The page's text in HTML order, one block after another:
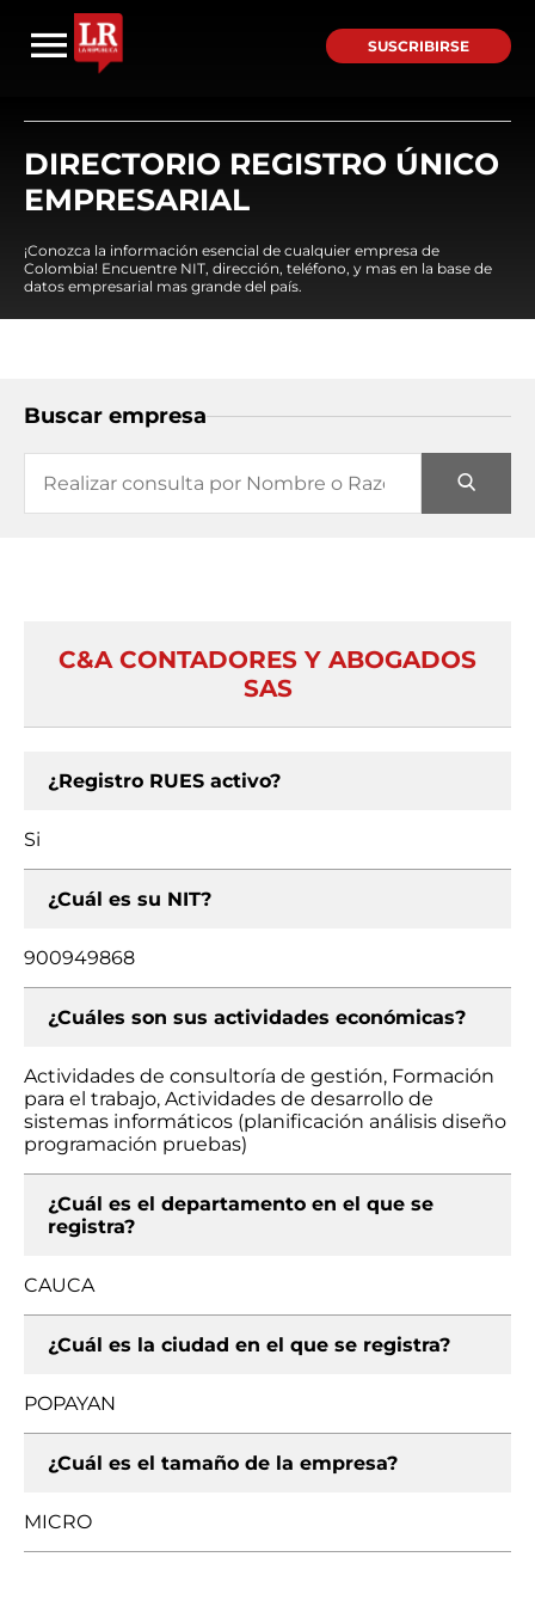
SUSCRIBIRSE
DIRECTORIO REGISTRO ÚNICO
EMPRESARIAL
¡Conozca la información esencial de cualquier empresa de
Colombia! Encuentre NIT, dirección, teléfono, y mas en la base de
datos empresarial mas grande del país.
Buscar empresa
C&A CONTADORES Y ABOGADOS
SAS
¿Registro RUES activo?
Si
¿Cuál es su NIT?
900949868
¿Cuáles son sus actividades económicas?
Actividades de consultoría de gestión, Formación
para el trabajo, Actividades de desarrollo de
sistemas informáticos (planificación análisis diseño
programación pruebas)
¿Cuál es el departamento en el que se
registra?
CAUCA
¿Cuál es la ciudad en el que se registra?
POPAYAN
¿Cuál es el tamaño de la empresa?
MICRO